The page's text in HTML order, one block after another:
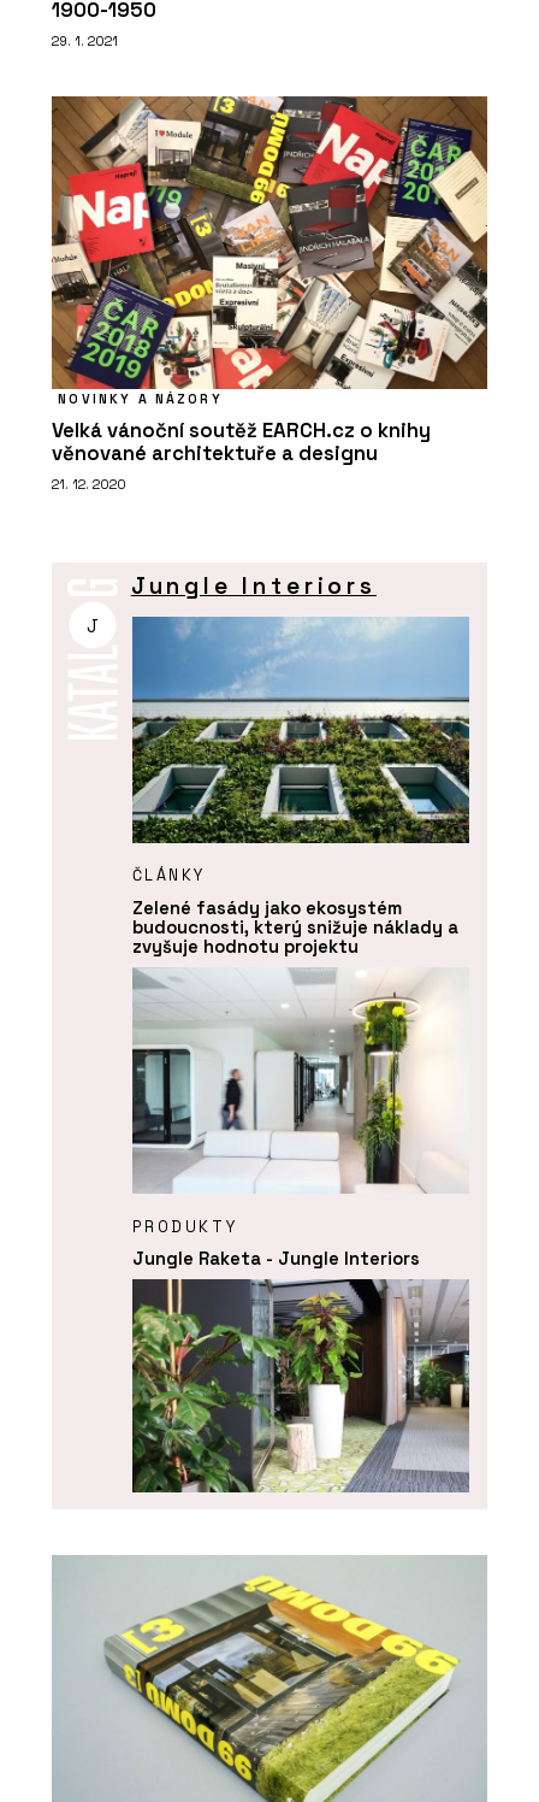
1900-1950
29. 1. 2021
NOVINKY A NÁZORY
Velká vánoční soutěž EARCH.cz o knihy
věnované architektuře a designu
21. 12. 2020
J
Jungle Interiors
ČLÁNKY
Zelené fasády jako ekosystém
budoucnosti, který snižuje náklady a
zvyšuje hodnotu projektu
PRODUKTY
Jungle Raketa - Jungle Interiors
Pronájem rostlin s péčí - Jungle